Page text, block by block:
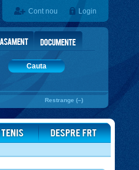
Cont nou Login
Cauta
Restrange (–)